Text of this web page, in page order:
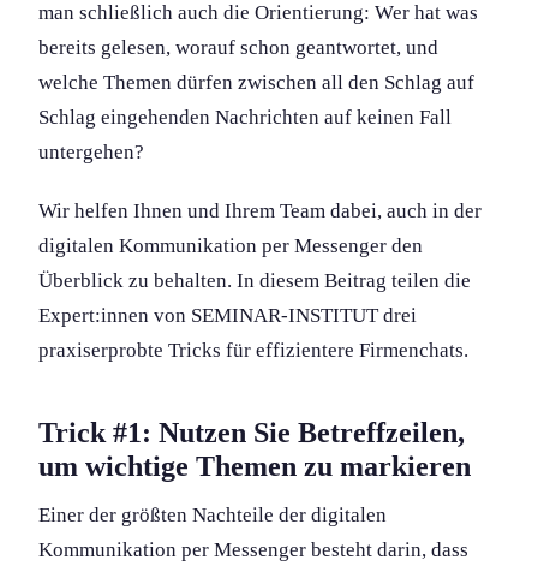
man schließlich auch die Orientierung: Wer hat was
bereits gelesen, worauf schon geantwortet, und
welche Themen dürfen zwischen all den Schlag auf
Schlag eingehenden Nachrichten auf keinen Fall
untergehen?
Wir helfen Ihnen und Ihrem Team dabei, auch in der
digitalen Kommunikation per Messenger den
Überblick zu behalten. In diesem Beitrag teilen die
Expert:innen von SEMINAR-INSTITUT drei
praxiserprobte Tricks für effizientere Firmenchats.
Trick #1: Nutzen Sie Betreffzeilen,
um wichtige Themen zu markieren
Einer der größten Nachteile der digitalen
Kommunikation per Messenger besteht darin, dass